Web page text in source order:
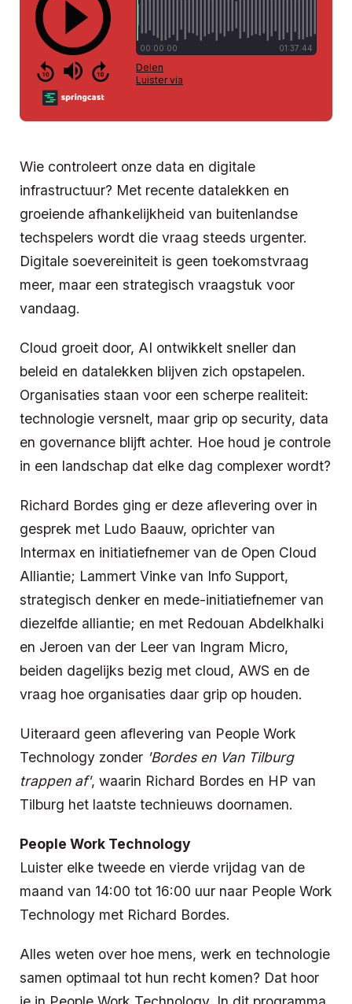
Wie controleert onze data en digitale
infrastructuur? Met recente datalekken en
groeiende afhankelijkheid van buitenlandse
techspelers wordt die vraag steeds urgenter.
Digitale soevereiniteit is geen toekomstvraag
meer, maar een strategisch vraagstuk voor
vandaag.
Cloud groeit door, AI ontwikkelt sneller dan
beleid en datalekken blijven zich opstapelen.
Organisaties staan voor een scherpe realiteit:
technologie versnelt, maar grip op security, data
en governance blijft achter. Hoe houd je controle
in een landschap dat elke dag complexer wordt?
Richard Bordes ging er deze aflevering over in
gesprek met Ludo Baauw, oprichter van
Intermax en initiatiefnemer van de Open Cloud
Alliantie; Lammert Vinke van Info Support,
strategisch denker en mede-initiatiefnemer van
diezelfde alliantie; en met Redouan Abdelkhalki
en Jeroen van der Leer van Ingram Micro,
beiden dagelijks bezig met cloud, AWS en de
vraag hoe organisaties daar grip op houden.
Uiteraard geen aflevering van People Work
Technology zonder 'Bordes en Van Tilburg
trappen af', waarin Richard Bordes en HP van
Tilburg het laatste technieuws doornamen.
People Work Technology
Luister elke tweede en vierde vrijdag van de
maand van 14:00 tot 16:00 uur naar People Work
Technology met Richard Bordes.
Alles weten over hoe mens, werk en technologie
samen optimaal tot hun recht komen? Dat hoor